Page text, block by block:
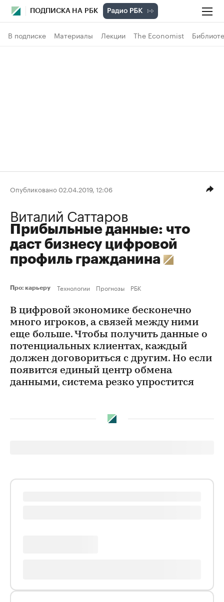
ПОДПИСКА НА РБК
В подписке Материалы Лекции The Economist
Опубликовано 02.04.2019, 12:06
Виталий Саттаров
Прибыльные данные: что
даст бизнесу цифровой
профиль гражданина
Про: карьеру Технологии Прогнозы РБК
В цифровой экономике бесконечно
много игроков, а связей между ними
еще больше. Чтобы получить данные о
потенциальных клиентах, каждый
должен договориться с другим. Но если
появится единый центр обмена
данными, система резко упростится